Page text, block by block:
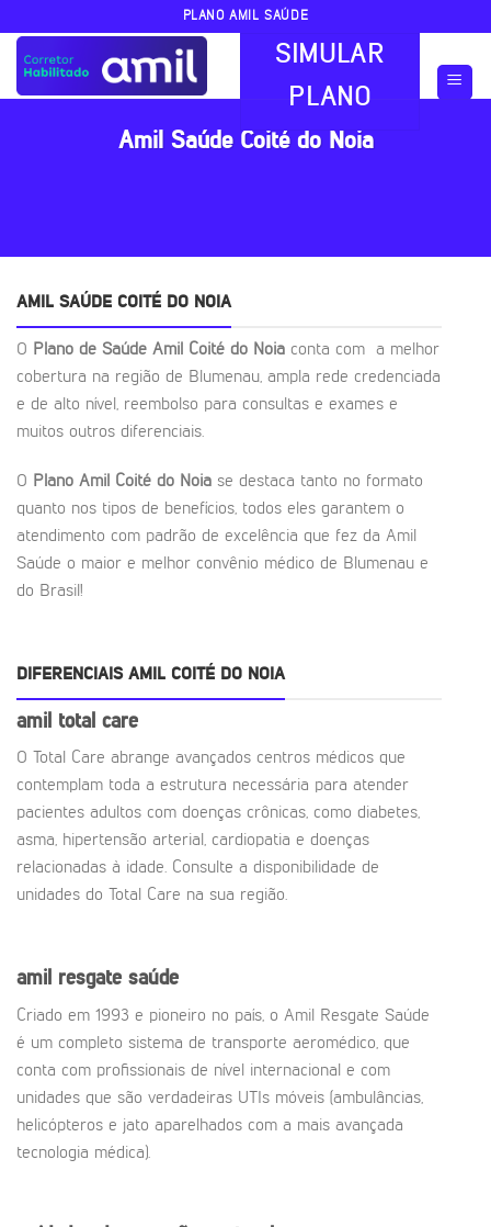
content
PLANO AMIL SAÚDE
SIMULAR
PLANO
Amil Saúde Coité do Noia
AMIL SAÚDE COITÉ DO NOIA
O Plano de Saúde Amil Coité do Noia conta com a melhor
cobertura na região de Blumenau, ampla rede credenciada
e de alto nível, reembolso para consultas e exames e
muitos outros diferenciais.
O Plano Amil Coité do Noia se destaca tanto no formato
quanto nos tipos de benefícios, todos eles garantem o
atendimento com padrão de excelência que fez da Amil
Saúde o maior e melhor convênio médico de Blumenau e
do Brasil!
DIFERENCIAIS AMIL COITÉ DO NOIA
amil total care
O Total Care abrange avançados centros médicos que
contemplam toda a estrutura necessária para atender
pacientes adultos com doenças crônicas, como diabetes,
asma, hipertensão arterial, cardiopatia e doenças
relacionadas à idade. Consulte a disponibilidade de
unidades do Total Care na sua região.
amil resgate saúde
Criado em 1993 e pioneiro no país, o Amil Resgate Saúde
é um completo sistema de transporte aeromédico, que
conta com profissionais de nível internacional e com
unidades que são verdadeiras UTIs móveis (ambulâncias,
helicópteros e jato aparelhados com a mais avançada
tecnologia médica).